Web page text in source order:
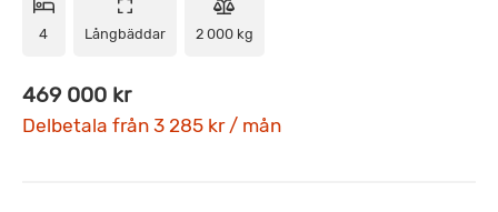
4 Långbäddar 2 000 kg
469 000 kr
Delbetala från 3 285 kr / mån